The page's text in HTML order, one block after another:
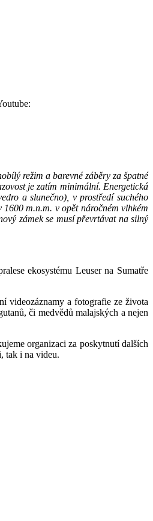
režim a barevné záběry za špatné
je zatím minimální. Energetická
a slunečno), v prostředí suchého
m.n.m. v opět náročném vlhkém
zámek se musí převrtávat na silný
ekosystému Leuser na Sumatře
videozáznamy a fotografie ze života
či medvědů malajských a nejen
organizaci za poskytnutí dalších
tak i na videu.